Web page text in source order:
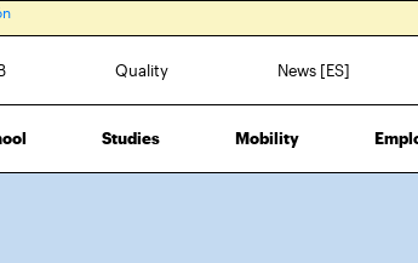
Quality News [ES]
Studies Mobility